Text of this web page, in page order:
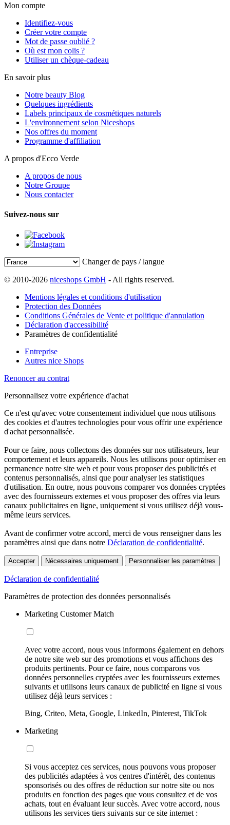
Mon compte
Identifiez-vous
Créer votre compte
Mot de passe oublié ?
Où est mon colis ?
Utiliser un chèque-cadeau
En savoir plus
Notre beauty Blog
Quelques ingrédients
Labels principaux de cosmétiques naturels
L'environnement selon Niceshops
Nos offres du moment
Programme d'affiliation
A propos d'Ecco Verde
A propos de nous
Notre Groupe
Nous contacter
Suivez-nous sur
Changer de pays / langue
© 2010-2026 niceshops GmbH - All rights reserved.
Mentions légales et conditions d'utilisation
Protection des Données
Conditions Générales de Vente et politique d'annulation
Déclaration d'accessibilité
Paramètres de confidentialité
Entreprise
Autres nice Shops
Renoncer au contrat
Personnalisez votre expérience d'achat
Ce n'est qu'avec votre consentement individuel que nous utilisons
des cookies et d'autres technologies pour vous offrir une expérience
d'achat personnalisée.
Pour ce faire, nous collectons des données sur nos utilisateurs, leur
comportement et leurs appareils. Nous les utilisons pour optimiser en
permanence notre site web et pour vous proposer des publicités et
contenus personnalisés, ainsi que pour analyser les statistiques
d'utilisation. En outre, nous pouvons comparer vos données cryptées
avec des fournisseurs externes et vous proposer des offres via leurs
canaux publicitaires en ligne, uniquement si vous utilisez déjà vous-
même leurs services.
Avant de confirmer votre accord, merci de vous renseigner dans les
paramètres ainsi que dans notre Déclaration de confidentialité.
Accepter Nécessaires uniquement Personnaliser les paramètres
Déclaration de confidentialité
Paramètres de protection des données personnalisés
Marketing Customer Match
Avec votre accord, nous vous informons également en dehors
de notre site web sur des promotions et vous affichons des
produits pertinents. Pour ce faire, nous comparons vos
données personnelles cryptées avec les fournisseurs externes
suivants et utilisons leurs canaux de publicité en ligne si vous
utilisez déjà leurs services :
Bing, Criteo, Meta, Google, LinkedIn, Pinterest, TikTok
Marketing
Si vous acceptez ces services, nous pouvons vous proposer
des publicités adaptées à vos centres d'intérêt, des contenus
sponsorisés ou des offres de réduction sur notre site ou nos
produits en fonction des pages que vous consultez et de vos
achats, tout en évaluant leur succès. Avec votre accord, nous
utilisons les services tiers suivants sur ce site internet :